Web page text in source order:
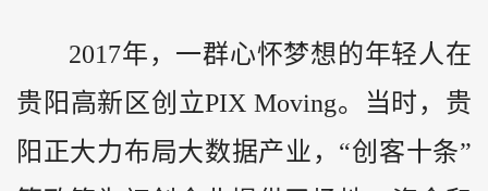
2017年，一群心怀梦想的年轻人在
贵阳高新区创立PIX Moving。当时，贵
阳正大力布局大数据产业，“创客十条”